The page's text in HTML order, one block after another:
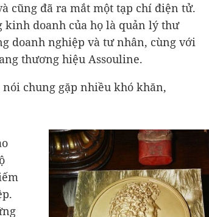
cũng đã ra mắt một tạp chí điện tử.
kinh doanh của họ là quản lý thư
doanh nghiệp và tư nhân, cùng với
thương hiệu Assouline.
chung gặp nhiều khó khăn,